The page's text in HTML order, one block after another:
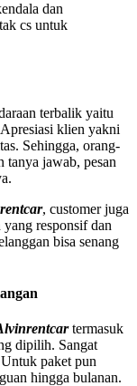
dan
cs untuk
terbalik yaitu
klien yakni
Sehingga, orang-
tanya jawab, pesan
, customer juga
responsif dan
bisa senang
termasuk
dipilih. Sangat
paket pun
hingga bulanan.